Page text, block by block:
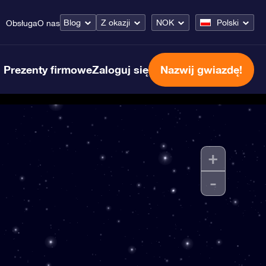
ObsługaO nas Blog Z okazji NOK Polski
Prezenty firmoweZaloguj się Nazwij gwiazdę!